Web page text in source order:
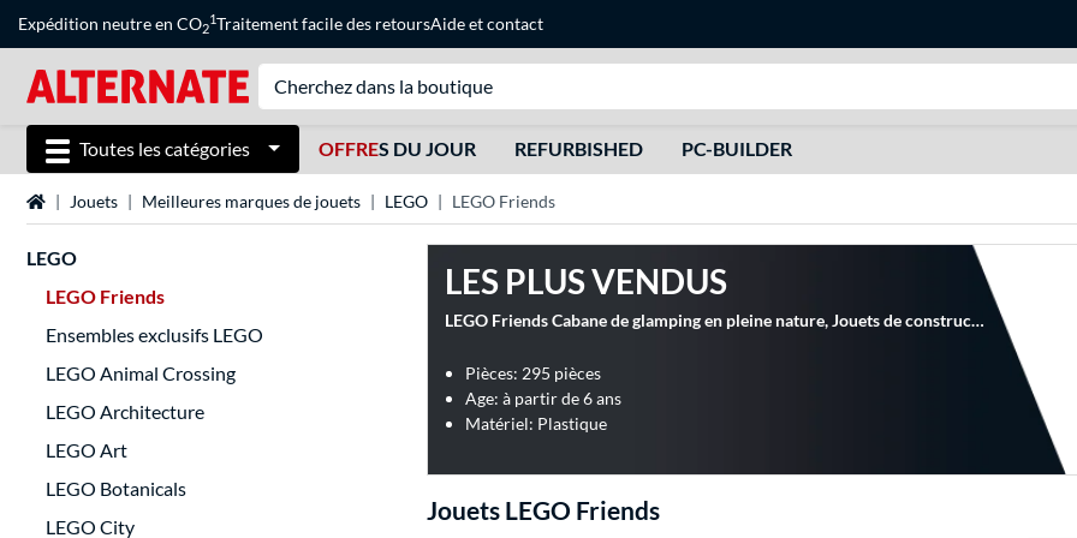
Expédition neutre en CO2
1Traitement facile des retoursAideetcontact
Toutes les catégories OFFRES DU JOUR REFURBISHED PC-BUILDER
Page d'accueil
Jouets Meilleures marques de jouets LEGO LEGO Friends
LEGO
LEGO Friends
Ensembles exclusifs LEGO
LEGO Animal Crossing
LEGO Architecture
LEGO Art
LEGO Botanicals
LEGO City
LES PLUS VENDUS
LEGO Friends Cabane de glamping en pleine nature, Jouets de construction
Pièces: 295 pièces
Age: à partir de 6 ans
Matériel: Plastique
Jouets LEGO Friends